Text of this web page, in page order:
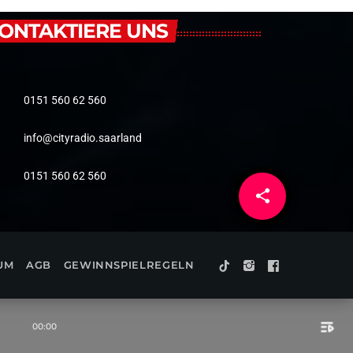
00:00 playlist_play
share
email
UNS
0151 560 62 560
info@cityradio.saarland
0151 560 62 560
AGB GEWINNSPIELREGELN